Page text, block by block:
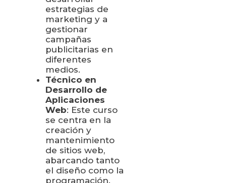
estrategias de
marketing y a
gestionar
campañas
publicitarias en
diferentes
medios.
Técnico en
Desarrollo de
Aplicaciones
Web: Este curso
se centra en la
creación y
mantenimiento
de sitios web,
abarcando tanto
el diseño como la
programación.